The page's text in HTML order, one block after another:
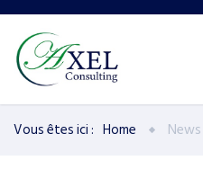
Vous êtes ici : Home News